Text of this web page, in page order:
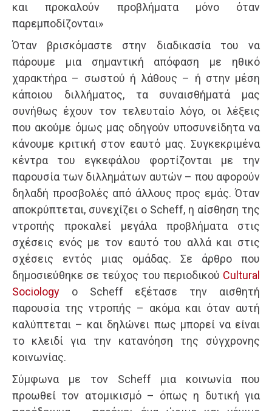
και προκαλούν προβλήματα μόνο όταν
παρεμποδίζονται»
Όταν βρισκόμαστε στην διαδικασία του να
πάρουμε μια σημαντική απόφαση με ηθικό
χαρακτήρα – σωστού ή λάθους – ή στην μέση
κάποιου διλλήματος, τα συναισθήματά μας
συνήθως έχουν τον τελευταίο λόγο, οι λέξεις
που ακούμε όμως μας οδηγούν υποσυνείδητα να
κάνουμε κριτική στον εαυτό μας. Συγκεκριμένα
κέντρα του εγκεφάλου φορτίζονται με την
παρουσία των διλλημάτων αυτών – που αφορούν
δηλαδή προσβολές από άλλους προς εμάς. Όταν
αποκρύπτεται, συνεχίζει ο Scheff, η αίσθηση της
ντροπής προκαλεί μεγάλα προβλήματα στις
σχέσεις ενός με τον εαυτό του αλλά και στις
σχέσεις εντός μιας ομάδας. Σε άρθρο που
δημοσιεύθηκε σε τεύχος του περιοδικού Cultural
Sociology ο Scheff εξέτασε την αισθητή
παρουσία της ντροπής – ακόμα και όταν αυτή
καλύπτεται – και δηλώνει πως μπορεί να είναι
το κλειδί για την κατανόηση της σύγχρονης
κοινωνίας.
Σύμφωνα με τον Scheff μια κοινωνία που
προωθεί τον ατομικισμό – όπως η δυτική για